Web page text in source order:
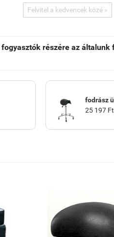
Felvitel a kedvencek közé »
részére az
fodrász
25 197